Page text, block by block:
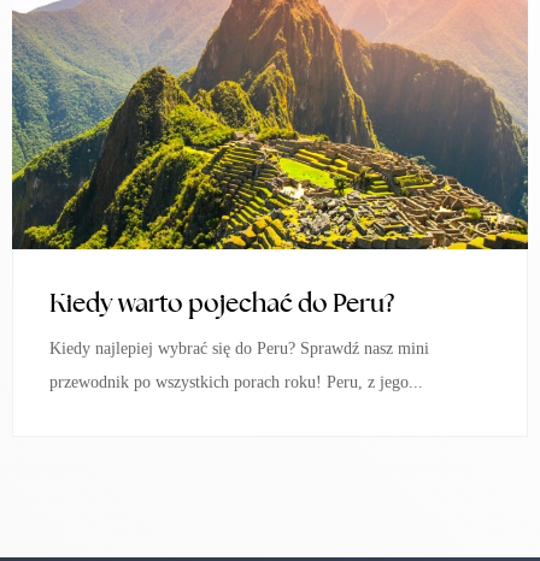
Kiedy warto pojechać do Peru?
Kiedy najlepiej wybrać się do Peru? Sprawdź nasz mini
przewodnik po wszystkich porach roku! Peru, z jego...